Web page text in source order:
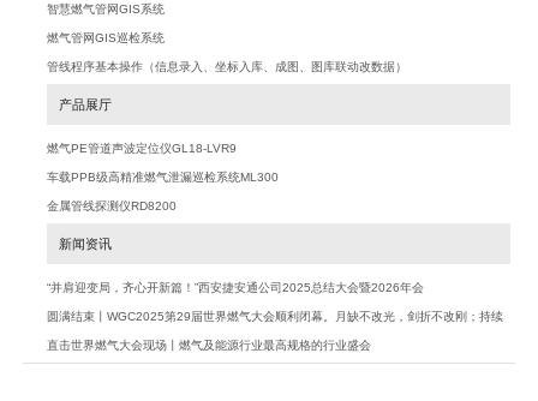
智慧燃气管网GIS系统
燃气管网GIS巡检系统
管线程序基本操作（信息录入、坐标入库、成图、图库联动改数据）
产品展厅
燃气PE管道声波定位仪GL18-LVR9
车载PPB级高精准燃气泄漏巡检系统ML300
金属管线探测仪RD8200
新闻资讯
“并肩迎变局，齐心开新篇！”西安捷安通公司2025总结大会暨2026年会
圆满结束丨WGC2025第29届世界燃气大会顺利闭幕。月缺不改光，剑折不改刚；持续
努力加大创新，积极探索行业未来
直击世界燃气大会现场丨燃气及能源行业最高规格的行业盛会